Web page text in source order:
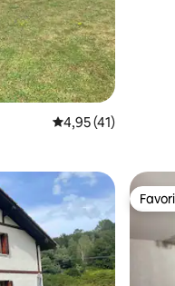
Gemiddelde
4,95 (41)